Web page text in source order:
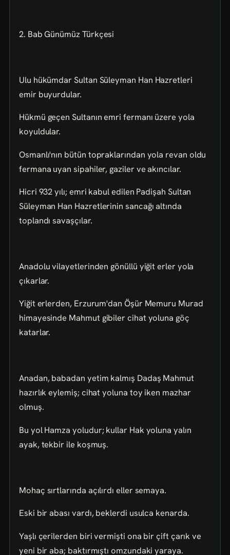
2. Bab Günümüz Türkçesi
Ulu hükümdar Sultan Süleyman Han Hazretleri
emir buyurdular.
Hükmü geçen Sultanın emri fermanı üzere yola
koyuldular.
Osmanlı'nın bütün topraklarından yola revan oldu
fermana uyan sipahiler, gaziler ve akıncılar.
Hicri 932 yılı; emri kabul edilen Padişah Sultan
Süleyman Han Hazretlerinin sancağı altında
toplandı savaşçılar.
Anadolu vilayetlerinden gönüllü yiğit erler yola
çıkarlar.
Yiğit erlerden, Erzurum'dan Öşür Memuru Murad
himayesinde Mahmut gibiler cihat yoluna göç
katarlar.
Anadan, babadan yetim kalmış Dadaş Mahmut
hazırlık eylemiş; cihat yoluna toy iken mazhar
olmuş.
Bu yol Hamza yoludur; kullar Hak yoluna yalın
ayak, tekbir ile koşmuş.
Mohaç sırtlarında açılırdı eller semaya.
Eski bir abası vardı, beklerdi usulca kenarda.
Yaşlı çerilerden biri vermişti ona bir çift çarık ve
yeni bir aba; baktırmıştı omzundaki yaraya.